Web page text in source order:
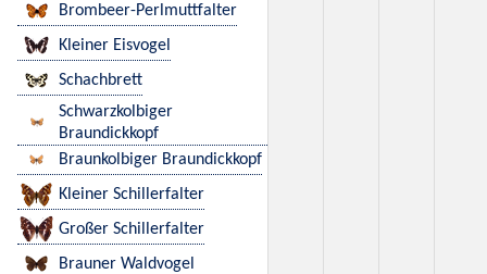
Brombeer-Perlmuttfalter
Kleiner Eisvogel
Schachbrett
Schwarzkolbiger
Braundickkopf
Braunkolbiger Braundickkopf
Kleiner Schillerfalter
Großer Schillerfalter
Brauner Waldvogel